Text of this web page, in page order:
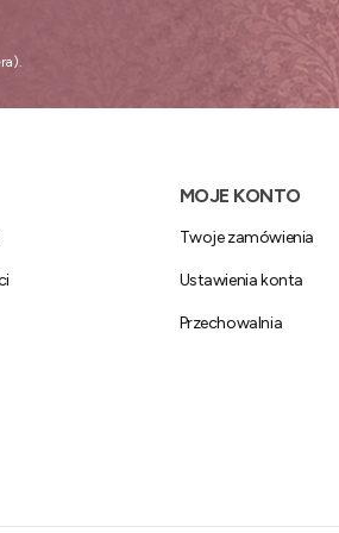
MOJE KONTO
Twoje zamówienia
Ustawienia konta
Przechowalnia